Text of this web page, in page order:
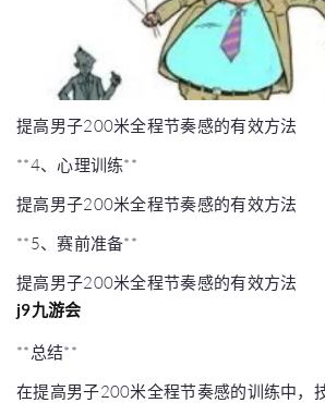
提高男子200米全程节奏感的有效方法
**4、心理训练**
提高男子200米全程节奏感的有效方法
**5、赛前准备**
提高男子200米全程节奏感的有效方法
j9九游会
**总结**
在提高男子200米全程节奏感的训练中，